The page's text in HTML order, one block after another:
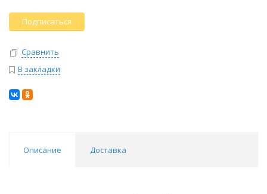
Подписаться
Сравнить
В закладки
Описание Доставка